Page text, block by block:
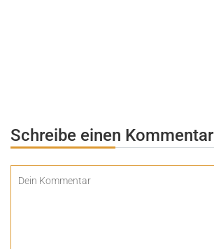
Schreibe einen Kommentar